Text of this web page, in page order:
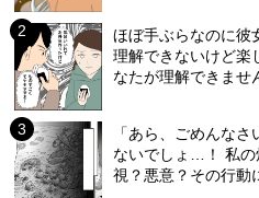
ほぼ手ぶらなのに彼
理解できないけど楽
なたが理解できませ
「あら、ごめんな
ないでしょ…！ 私
視？悪意？その行動